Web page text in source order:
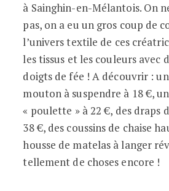
à Sainghin-en-Mélantois. On
pas, on a eu un gros coup de
l’univers textile de ces
les tissus et les couleurs avec
doigts de fée ! A découvrir :
mouton à suspendre à 18 €,
« poulette » à 22 €, des draps
38 €, des coussins de chaise
housse de matelas à langer
tellement de choses encore !